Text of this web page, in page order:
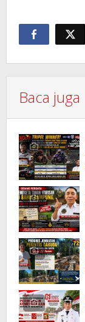
Baca juga